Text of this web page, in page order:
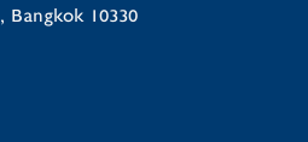
10330